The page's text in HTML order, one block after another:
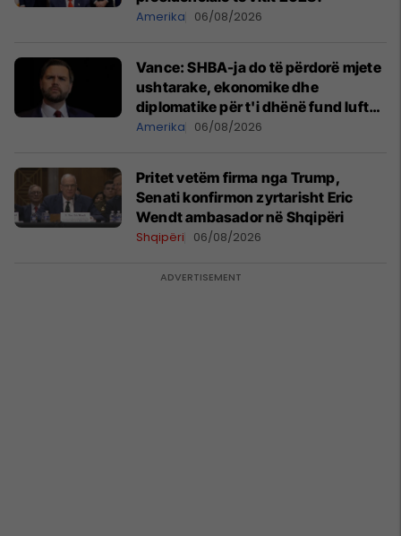
Amerika 06/08/2026
Vance: SHBA-ja do të përdorë mjete
ushtarake, ekonomike dhe
diplomatike për t'i dhënë fund luftës
në Iran
Amerika 06/08/2026
Pritet vetëm firma nga Trump,
Senati konfirmon zyrtarisht Eric
Wendt ambasador në Shqipëri
Shqipëri 06/08/2026